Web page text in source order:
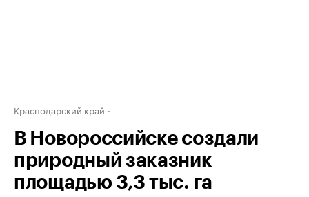
Краснодарский край
В Новороссийске создали
природный заказник
площадью 3,3 тыс. га